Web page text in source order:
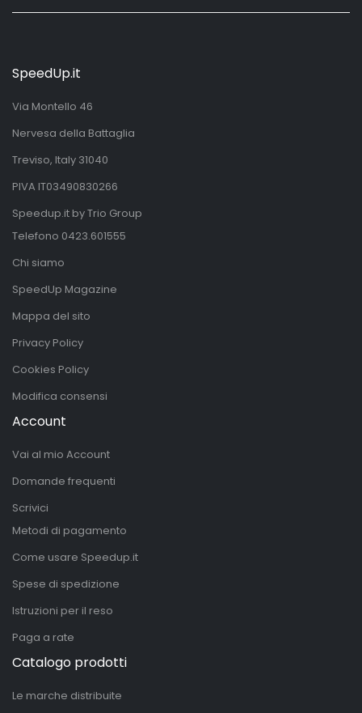
SpeedUp.it
Via Montello 46
Nervesa della Battaglia
Treviso, Italy 31040
PIVA IT03490830266
Speedup.it by Trio Group
Telefono 0423.601555
Chi siamo
SpeedUp Magazine
Mappa del sito
Privacy Policy
Cookies Policy
Modifica consensi
Account
Vai al mio Account
Domande frequenti
Scrivici
Metodi di pagamento
Come usare Speedup.it
Spese di spedizione
Istruzioni per il reso
Paga a rate
Catalogo prodotti
Le marche distribuite